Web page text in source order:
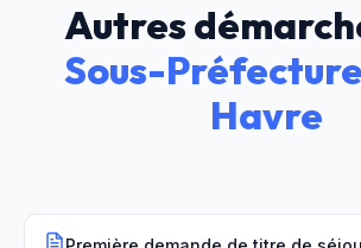
Autres
Sous-Préfecture
Havre